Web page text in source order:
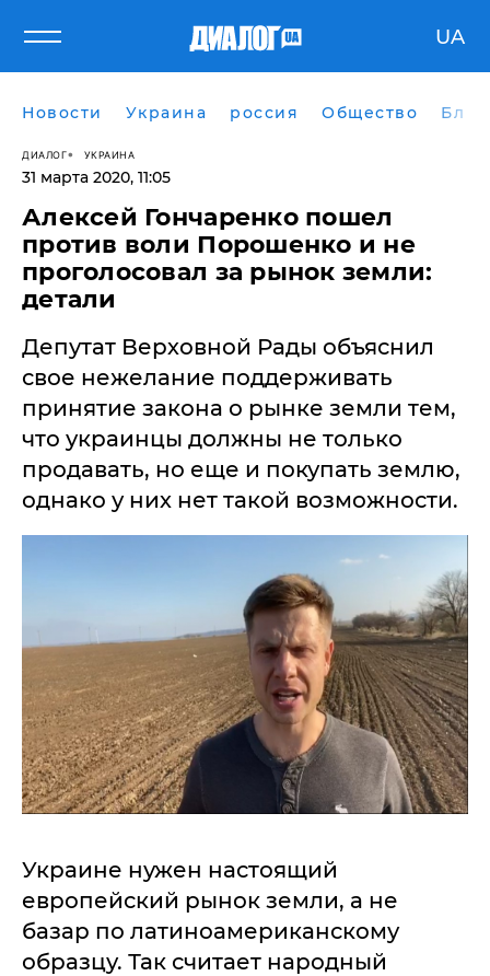
UA
Новости Украина россия Общество
ДИАЛОГ УКРАИНА
31 марта 2020, 11:05
Алексей Гончаренко пошел
против воли Порошенко и не
проголосовал за рынок земли:
детали
Депутат Верховной Рады объяснил
свое нежелание поддерживать
принятие закона о рынке земли тем,
что украинцы должны не только
продавать, но еще и покупать землю,
однако у них нет такой возможности.
Украине нужен настоящий
европейский рынок земли, а не
базар по латиноамериканскому
образцу. Так считает народный